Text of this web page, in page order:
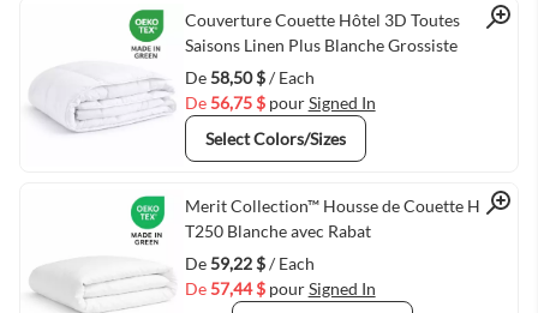
Quick View
Couverture Couette Hôtel 3D Toutes
Saisons Linen Plus Blanche Grossiste
De58,50 $/ Each
De 56,75 $ pourSigned In
Select Colors/Sizes
Quick View
Merit Collection™ Housse de Couette Hôtel
T250 Blanche avec Rabat
De59,22 $/ Each
De 57,44 $ pourSigned In